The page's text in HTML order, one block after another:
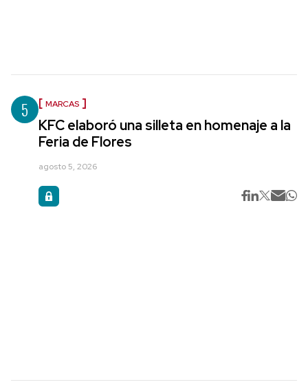
5 MARCAS
KFC elaboró una silleta en homenaje a la
Feria de Flores
agosto 5, 2026